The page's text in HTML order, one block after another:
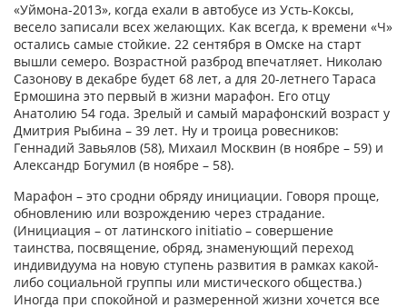
«Уймона-2013», когда ехали в автобусе из Усть-Коксы,
весело записали всех желающих. Как всегда, к времени «Ч»
остались самые стойкие. 22 сентября в Омске на старт
вышли семеро. Возрастной разброд впечатляет. Николаю
Сазонову в декабре будет 68 лет, а для 20-летнего Тараса
Ермошина это первый в жизни марафон. Его отцу
Анатолию 54 года. Зрелый и самый марафонский возраст у
Дмитрия Рыбина – 39 лет. Ну и троица ровесников:
Геннадий Завьялов (58), Михаил Москвин (в ноябре – 59) и
Александр Богумил (в ноябре – 58).
Марафон – это сродни обряду инициации. Говоря проще,
обновлению или возрождению через страдание.
(Инициация – от латинского initiatio – совершение
таинства, посвящение, обряд, знаменующий переход
индивидуума на новую ступень развития в рамках какой-
либо социальной группы или мистического общества.)
Иногда при спокойной и размеренной жизни хочется все